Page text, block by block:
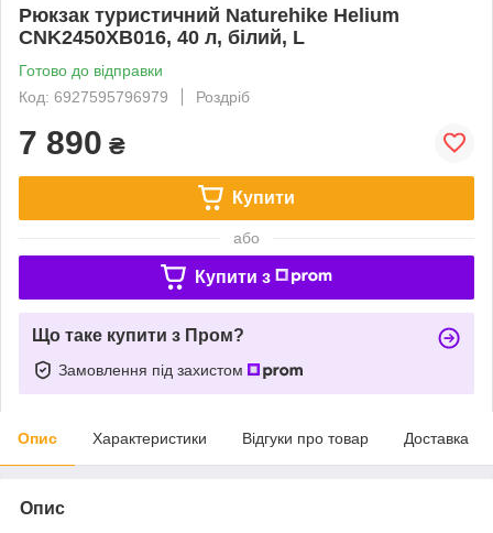
Рюкзак туристичний Naturehike Helium
CNK2450XB016, 40 л, білий, L
Готово до відправки
Код: 6927595796979
Роздріб
7 890 ₴
Купити
або
Купити з
Що таке купити з Пром?
Замовлення під захистом
Опис Характеристики Відгуки про товар Доставка
Опис